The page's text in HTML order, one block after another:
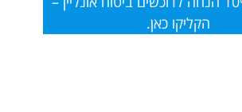
הקליקו כאן.